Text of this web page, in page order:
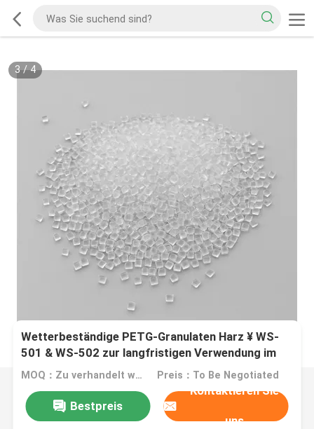
3/4
Wetterbeständige PETG-Granulaten Harz ¥ WS-
501 & WS-502 zur langfristigen Verwendung im
Freien
MOQ：Zu verhandelt werden Preis：To Be Negotiated
Bestpreis
Kontaktieren Sie
uns